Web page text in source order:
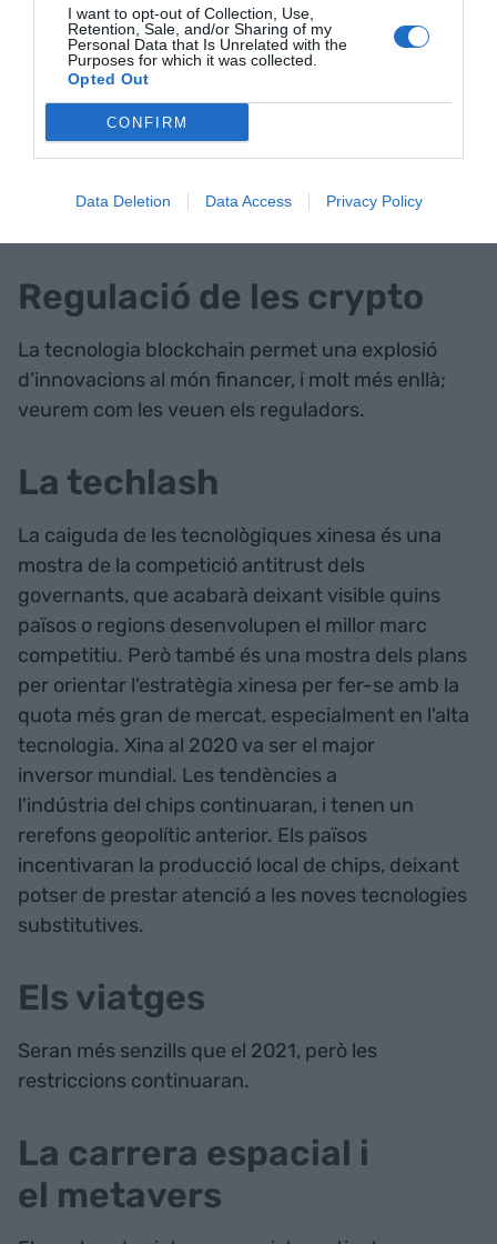
I want to opt-out of Collection, Use,
Retention, Sale, and/or Sharing of my
Personal Data that Is Unrelated with the
Purposes for which it was collected.
Opted Out
CONFIRM
Data Deletion Data Access Privacy Policy
A més a més moltes ciutats han vist creixeré la
inseguretat, les ocupacions i l'augment impositiu.
La diferenciació entre treballs presencials i
digitals augmentarà les diferències laborals. Els
treballadors poden adquirir més poder, el que
també és inflacionari. Aquesta tendència
pot afectar els preus immobiliaris, però més ho
Regulació de les crypto
La tecnologia blockchain permet una explosió
d’innovacions al món financer, i molt més enllà;
veurem com les veuen els reguladors.
La techlash
La caiguda de les tecnològiques xinesa és una
mostra de la competició antitrust dels
governants, que acabarà deixant visible quins
països o regions desenvolupen el millor marc
competitiu. Però també és una mostra dels plans
per orientar l'estratègia xinesa per fer-se amb la
quota més gran de mercat, especialment en l'alta
tecnologia. Xina al 2020 va ser el major
inversor mundial. Les tendències a
l'indústria del chips continuaran, i tenen un
rerefons geopolític anterior. Els països
incentivaran la producció local de chips, deixant
potser de prestar atenció a les noves tecnologies
substitutives.
Els viatges
Seran més senzills que el 2021, però les
restriccions continuaran.
La carrera espacial i
el metavers